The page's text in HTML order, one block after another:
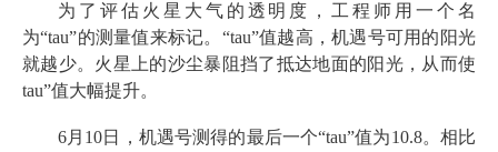
为了评估火星大气的透明度，工程师用一个名
为“tau”的测量值来标记。“tau”值越高，机遇号可用的阳光
就越少。火星上的沙尘暴阻挡了抵达地面的阳光，从而使
tau”值大幅提升。
6月10日，机遇号测得的最后一个“tau”值为10.8。相比